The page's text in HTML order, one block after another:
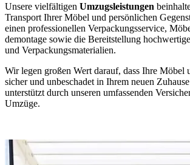
Unsere vielfältigen Umzugsleistungen
Transport Ihrer Möbel und persönlichen
einen professionellen Verpackungsservice,
demontage sowie die Bereitstellung
und Verpackungsmaterialien.
Wir legen großen Wert darauf, dass Ihre Möbel
sicher und unbeschadet in Ihrem neuen
unterstützt durch unseren umfassenden
Umzüge.